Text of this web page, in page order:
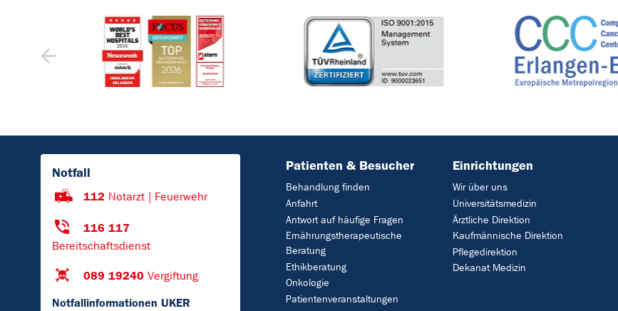
Notfall
112 Notarzt | Feuerwehr
116 117
Bereitschaftsdienst
089 19240 Vergiftung
Notfallinformationen UKER
Patienten & Besucher
Behandlung finden
Anfahrt
Antwort auf häufige Fragen
Ernährungstherapeutische
Beratung
Ethikberatung
Onkologie
Patientenveranstaltungen
Einrichtungen
Wir über uns
Universitätsmedizin
Ärztliche Direktion
Kaufmännische Direktion
Pflegedirektion
Dekanat Medizin